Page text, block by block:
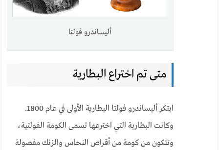
أليساندرو فولتا
متى تم اختراع البطارية
ابتكر أليساندرو فولتا البطارية الأولى في عام 1800.
وكانت البطارية التي اخترعها تسمى الكومة الفولتية،
وتتكون من كومة من أقراص النحاس والزنك مفصولة